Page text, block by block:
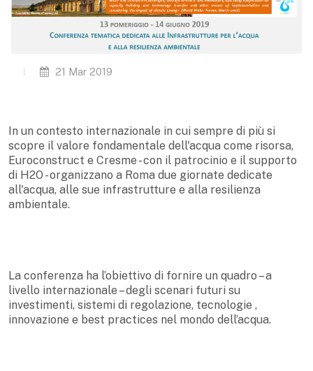
21 Mar 2019
In un contesto internazionale in cui sempre di più si
scopre il valore fondamentale dell'acqua come risorsa,
Euroconstruct e Cresme - con il patrocinio e il supporto
di H2O - organizzano a Roma due giornate dedicate
all'acqua, alle sue infrastrutture e alla resilienza
ambientale.
La conferenza ha l’obiettivo di fornire un quadro – a
livello internazionale – degli scenari futuri su
investimenti, sistemi di regolazione, tecnologie ,
innovazione e best practices nel mondo dell’acqua.